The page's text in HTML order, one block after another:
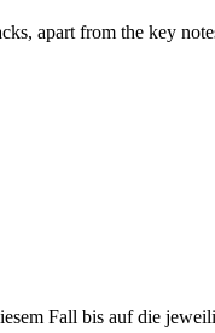
apart from the key
Fall bis auf die